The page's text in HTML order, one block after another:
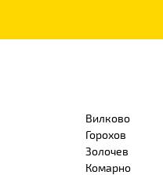
Вилково
Горохов
Золочев
Комарно